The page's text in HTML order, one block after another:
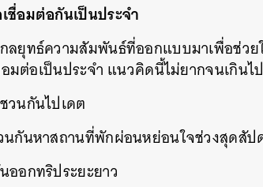
ชื่อมต่อกันเป็นประจำ
ลยุทธ์ความสัมพันธ์ที่ออกแบบมาเพื่อช่วย
อมต่อเป็นประจำ แนวคิดนี้ไม่ยากจนเกิน
นกันไปเดต
นกันหาสถานที่พักผ่อนหย่อนใจช่วงสุดสัป
อกทริประยะยาว